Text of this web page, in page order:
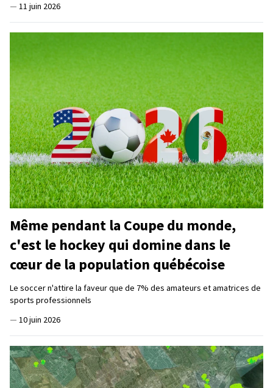
— 11 juin 2026
Même pendant la Coupe du monde,
c'est le hockey qui domine dans le
cœur de la population québécoise
Le soccer n'attire la faveur que de 7% des amateurs et amatrices de
sports professionnels
— 10 juin 2026